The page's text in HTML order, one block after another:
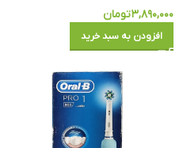
۳,۸۹۰,۰۰۰تومان
افزودن به سبد خرید